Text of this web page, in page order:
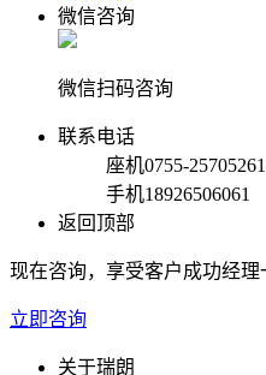
微信咨询
微信扫码咨询
联系电话
座机0755-25705261
手机18926506061
返回顶部
现在咨询，享受客户成功经
立即咨询
关于瑞朗